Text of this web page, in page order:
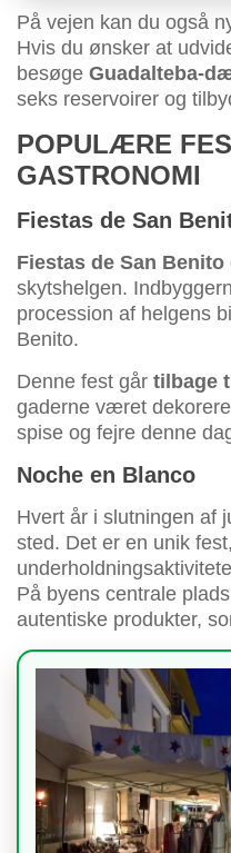
På vejen kan du også
Hvis du ønsker at
besøge Guadalteba-
seks reservoirer og
POPULÆRE
GASTRONOMI
Fiestas de San
Fiestas de San Benito
skytshelgen.
procession af helgens
Benito.
Denne fest går tilbage
gaderne været
spise og fejre denne
Noche en Blanco
Hvert år i slutningen af
sted. Det er en unik
På byens centrale
autentiske produkter,